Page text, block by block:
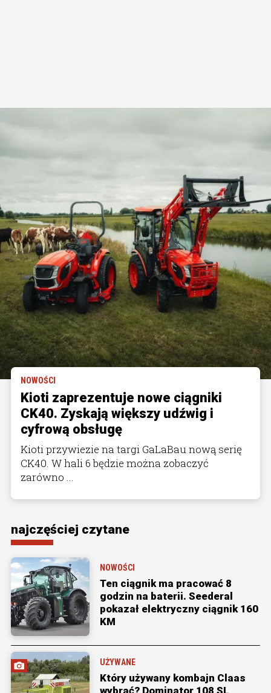
NOWOŚCI
Kioti zaprezentuje nowe ciągniki
CK40. Zyskają większy udźwig i
cyfrową obsługę
Kioti przywiezie na targi GaLaBau nową serię
CK40. W hali 6 będzie można zobaczyć
zarówno ...
najczęściej czytane
NOWOŚCI
Ten ciągnik ma pracować 8
godzin na baterii. Seederal
pokazał elektryczny ciągnik 160
KM
UŻYWANE
Który używany kombajn Claas
wybrać? Dominator 108 SL